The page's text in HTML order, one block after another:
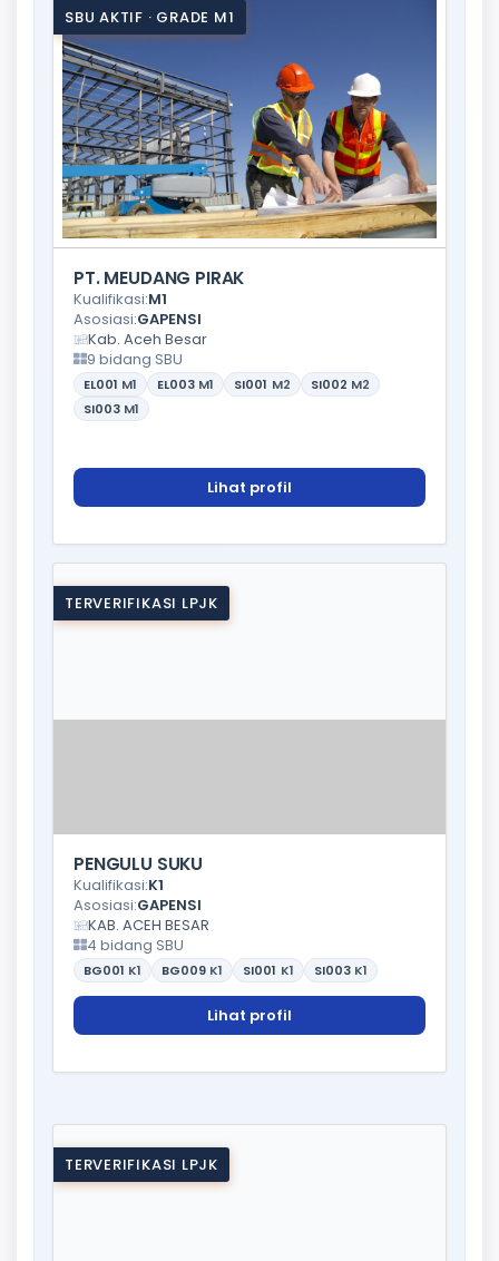
SBU AKTIF · GRADE M1
PT. MEUDANG PIRAK
Kualifikasi:M1
Asosiasi:GAPENSI
Kab. Aceh Besar
9 bidang SBU
EL001 M1 EL003 M1 SI001 M2 SI002 M2
SI003 M1
Lihat profil
TERVERIFIKASI LPJK
PENGULU SUKU
Kualifikasi:K1
Asosiasi:GAPENSI
KAB. ACEH BESAR
4 bidang SBU
BG001 K1 BG009 K1 SI001 K1 SI003 K1
Lihat profil
TERVERIFIKASI LPJK